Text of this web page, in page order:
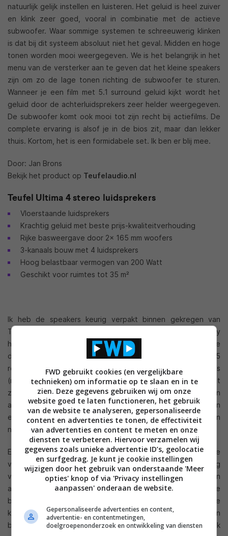
natuurlijk gelijk instellen en luisteren. Het geluid is heel zuiver
en klink zeer goed, vooral in combinatie met de actieve
subwoofer. Waar sommige systemen te schreeuwerig klinken
is dat bij dit systeem absoluut niet het geval. Midden en hoge
tonen worden mooi weergegeven. We is het belangrijk in het
menu van de versterker aan te geven dat het kleine speakers
zijn om zo de lage tonen richting de subwoofer te sturen.
Wanneer je een film met 5.1 surround geluid kijkt wordt het
geluid door de achterluidsprekers zeer helder weergegeven.
De subwoofer komt ook mooi tot zijn recht bij actiefilms. De
complete ervaring is alsof je in de bios zit, maar dan lekker
thuis. Kortom, het is een formidabele set. Ik ben er blij mee.
Door: Jan Brons
Bekijk het product op Teufelaudio.nl
Teufel Ultima 4 stereo luidsprekers
Vloerstaande luidsprekers
Krachtig geluid met beste prijs-kwaliteitverhouding
Rijke basweergave door 2x 165 mm woofers
3-kanaals bouw met 4 luidsprekers
Hoog belastbaar vermogen van 200 Watt
Geschikt voor ruimtes tot 35 m²
Ik heb de speakers keurig verpakt binnen gekregen van
Teufel. Je merkt al bij het uitpakken dat de speakers body
hebben en er zeer degelijk uitzien. Aangesloten volgens de
duidelijke handleiding, gekoppeld aan een Marantz SR 6005
receiver. Perfecte combinatie! Zowel klassiek als The Beatles
(mijn favoriet) klinken geweldig. De bas-weergave is exact
zoals het oor het wil en dat nog zonder verfijning in
afstemming. Midden en hoge tonen zijn perfect gescheiden
en je hoort zelfs “nieuwe” instrumenten waarvan ik voorheen
niet wist dat ze in bepaalde nummers voorkwamen.
Eventuele trillingen worden perfect opgevangen door de
voetjes onder de speaker. Geen enkele vervorming bij hoog
volume, zelfs de bassen blijven exact gelijk. Absoluut een
aanrader, zeker gezien de prijs/ kwaliteitsverhouding. De
berkenkleur is in mijn geval een perfecte aankleding van de
kamer. Je kan ze ook aansluiten via Bi-wire dat nog een
betere splitsing van hoog en lage tonen geeft. Dit moet ik
FWD gebruikt cookies (en vergelijkbare
technieken) om informatie op te slaan en in te
zien. Deze gegevens gebruiken wij om onze
website goed te laten functioneren, het gebruik
van de website te analyseren, gepersonaliseerde
content en advertenties te tonen, de effectiviteit
van advertenties en content te meten en onze
diensten te verbeteren. Hiervoor verzamelen wij
gegevens zoals unieke advertentie ID’s, geolocatie
en surfgedrag. Je kunt je cookie instellingen
wijzigen door het gebruik van onderstaande 'Meer
opties' knop of via 'Privacy instellingen
aanpassen' onderaan de website.
Gepersonaliseerde advertenties en content,
advertentie- en contentmetingen,
doelgroepenonderzoek en ontwikkeling van diensten